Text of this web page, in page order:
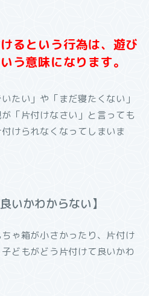
るという行為は、遊び
う意味になります。
たい」や「まだ寝たくない」
「片付けなさい」と言っても
けられなくなってしまいま
いかわからない】
ゃ箱が小さかったり、片付け
どもがどう片付けて良いかわ